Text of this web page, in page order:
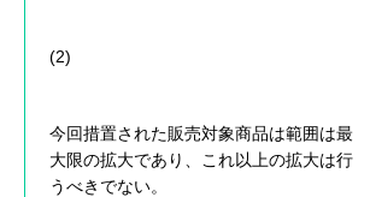
(2)
今回措置された販売対象商品は範囲は最
大限の拡大であり、これ以上の拡大は行
うべきでない。